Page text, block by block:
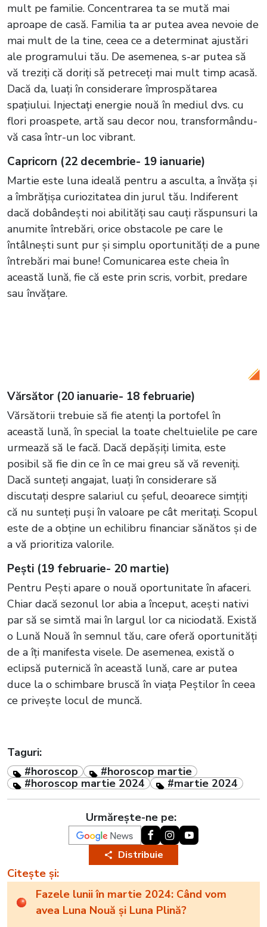
mult pe familie. Concentrarea ta se mută mai
aproape de casă. Familia ta ar putea avea nevoie de
mai mult de la tine, ceea ce a determinat ajustări
ale programului tău. De asemenea, s-ar putea să
vă treziți că doriți să petreceți mai mult timp acasă.
Dacă da, luați în considerare împrospătarea
spațiului. Injectați energie nouă în mediul dvs. cu
flori proaspete, artă sau decor nou, transformându-
vă casa într-un loc vibrant.
Capricorn (22 decembrie- 19 ianuarie)
Martie este luna ideală pentru a asculta, a învăța și
a îmbrățișa curiozitatea din jurul tău. Indiferent
dacă dobândești noi abilități sau cauți răspunsuri la
anumite întrebări, orice obstacole pe care le
întâlnești sunt pur și simplu oportunități de a pune
întrebări mai bune! Comunicarea este cheia în
această lună, fie că este prin scris, vorbit, predare
sau învățare.
Vărsător (20 ianuarie- 18 februarie)
Vărsătorii trebuie să fie atenți la portofel în
această lună, în special la toate cheltuielile pe care
urmează să le facă. Dacă depășiți limita, este
posibil să fie din ce în ce mai greu să vă reveniți.
Dacă sunteți angajat, luați în considerare să
discutați despre salariul cu șeful, deoarece simțiți
că nu sunteți puși în valoare pe cât meritați. Scopul
este de a obține un echilibru financiar sănătos și de
a vă prioritiza valorile.
Pești (19 februarie- 20 martie)
Pentru Pești apare o nouă oportunitate în afaceri.
Chiar dacă sezonul lor abia a început, acești nativi
par să se simtă mai în largul lor ca niciodată. Există
o Lună Nouă în semnul tău, care oferă oportunități
de a îți manifesta visele. De asemenea, există o
eclipsă puternică în această lună, care ar putea
duce la o schimbare bruscă în viața Peștilor în ceea
ce privește locul de muncă.
Taguri:
#horoscop
#horoscop martie
#horoscop martie 2024
#martie 2024
Urmărește-ne pe:
Distribuie
Citește și:
Fazele lunii în martie 2024: Când vom
avea Luna Nouă și Luna Plină?